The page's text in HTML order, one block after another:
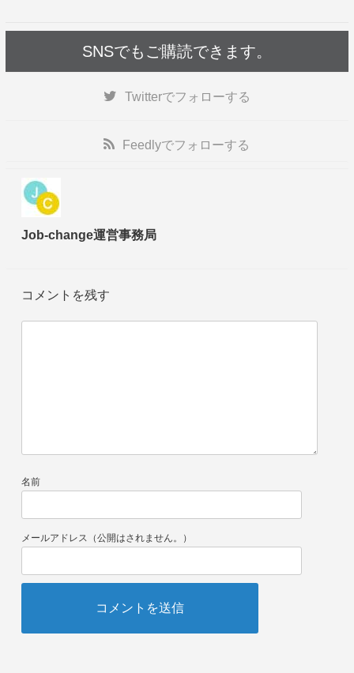
SNSでもご購読できます。
Twitterでフォローする
Feedlyでフォローする
Job-change運営事務局
コメントを残す
名前
メールアドレス（公開はされません。）